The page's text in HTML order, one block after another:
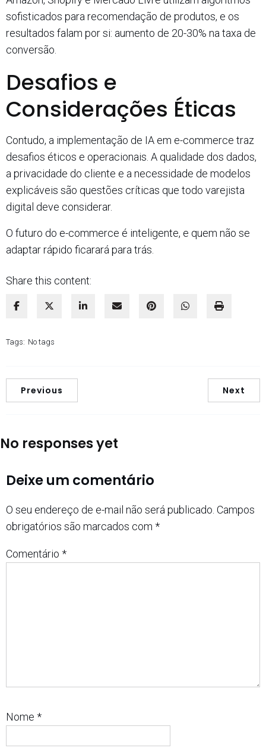
sofisticados para recomendação de produtos, e os
resultados falam por si: aumento de 20-30% na taxa de
conversão.
Desafios e
Considerações Éticas
Contudo, a implementação de IA em e-commerce traz
desafios éticos e operacionais. A qualidade dos dados,
a privacidade do cliente e a necessidade de modelos
explicáveis são questões críticas que todo varejista
digital deve considerar.
O futuro do e-commerce é inteligente, e quem não se
adaptar rápido ficarará para trás.
Share this content:
Tags: No tags
Previous Next
No responses yet
Deixe um comentário
O seu endereço de e-mail não será publicado. Campos
obrigatórios são marcados com *
Comentário *
Nome *